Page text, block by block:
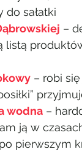
do sałatki
–
listą
– robi
wodna –
ją w
pierwszym